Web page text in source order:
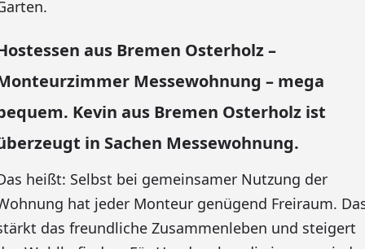
aus Bremen Osterholz –
Messewohnung – mega
Kevin aus Bremen Osterholz ist
in Sachen Messewohnung.
heißt: Selbst bei gemeinsamer Nutzung der
hat jeder Monteur genügend Freiraum.
das freundliche Zusammenleben und steigert